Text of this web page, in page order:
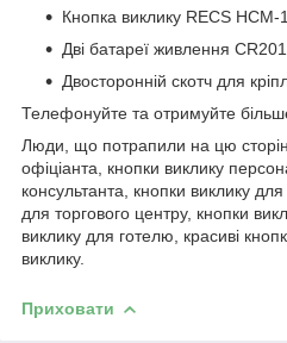
Кнопка виклику RECS HCM-
Дві батареї живлення
Двосторонній скотч для
Телефонуйте та отримуйте
Люди, що потрапили на цю
офіціанта, кнопки виклику
консультанта, кнопки виклику
для торгового центру, кнопки
виклику для готелю, красиві
виклику.
Приховати